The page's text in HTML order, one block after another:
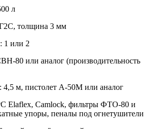
л
толщина 3 мм
1 или 2
80 или аналог (производительность
4,5 м, пистолет А-50М или аналог
Elaflex, Camlock, фильтры ФТО-80 и
упоры, пеналы под огнетушители